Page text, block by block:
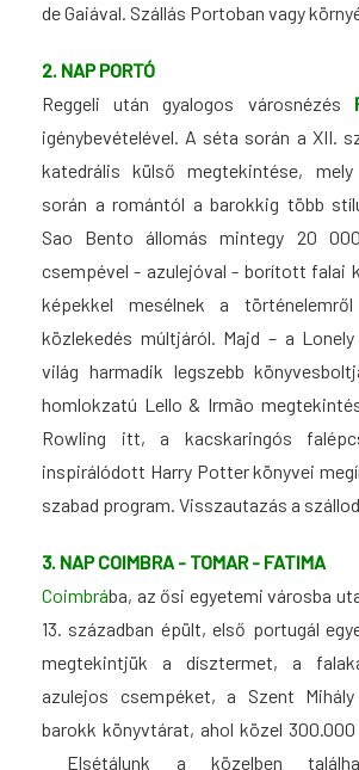
de Gaiával. Szállás Portoban vagy
2. NAP PORTÓ
Reggeli után gyalogos városnézés
igénybevételével. A séta során a XII.
katedrális külső megtekintése,
során a romántól a barokkig több
Sao Bento állomás mintegy 20
csempével - azulejóval - borított falai
képekkel mesélnek a
közlekedés múltjáról. Majd – a
világ harmadik legszebb
homlokzatú Lello & Irmão
Rowling itt, a kacskaringós
inspirálódott Harry Potter könyvei
szabad program. Visszautazás a
3. NAP COIMBRA - TOMAR - FATIMA
Coimbrába, az ősi egyetemi városba
13. században épült, első portugál
megtekintjük a dísztermet, a
azulejos csempéket, a Szent
barokk könyvtárat, ahol közel
Elsétálunk a közelben